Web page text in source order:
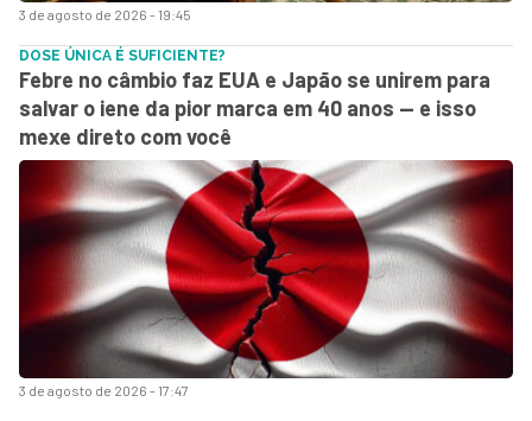
3 de agosto de 2026 - 19:45
3 de agosto de 2026 - 17:47
DOSE ÚNICA É SUFICIENTE?
Febre no câmbio faz EUA e Japão se unirem para
salvar o iene da pior marca em 40 anos — e isso
mexe direto com você